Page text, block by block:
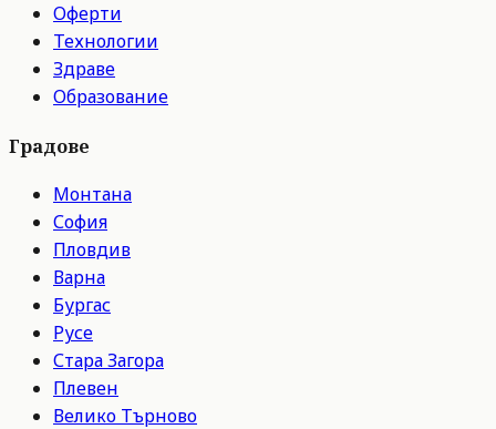
Оферти
Технологии
Здраве
Образование
Градове
Монтана
София
Пловдив
Варна
Бургас
Русе
Стара Загора
Плевен
Велико Търново